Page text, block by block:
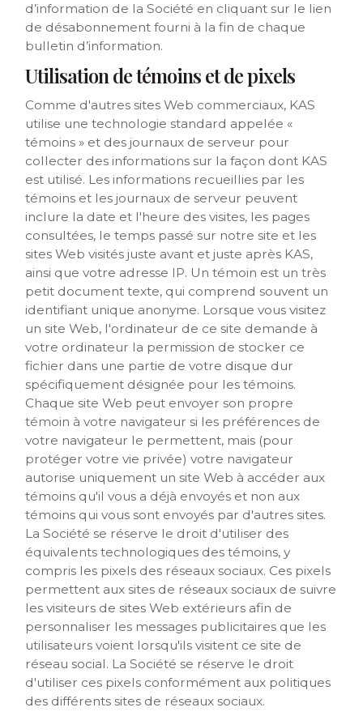
d’information de la Société en cliquant sur le lien
de désabonnement fourni à la fin de chaque
bulletin d’information.
Utilisation de témoins et de pixels
Comme d'autres sites Web commerciaux, KAS
utilise une technologie standard appelée «
témoins » et des journaux de serveur pour
collecter des informations sur la façon dont KAS
est utilisé. Les informations recueillies par les
témoins et les journaux de serveur peuvent
inclure la date et l'heure des visites, les pages
consultées, le temps passé sur notre site et les
sites Web visités juste avant et juste après KAS,
ainsi que votre adresse IP. Un témoin est un très
petit document texte, qui comprend souvent un
identifiant unique anonyme. Lorsque vous visitez
un site Web, l'ordinateur de ce site demande à
votre ordinateur la permission de stocker ce
fichier dans une partie de votre disque dur
spécifiquement désignée pour les témoins.
Chaque site Web peut envoyer son propre
témoin à votre navigateur si les préférences de
votre navigateur le permettent, mais (pour
protéger votre vie privée) votre navigateur
autorise uniquement un site Web à accéder aux
témoins qu'il vous a déjà envoyés et non aux
témoins qui vous sont envoyés par d'autres sites.
La Société se réserve le droit d'utiliser des
équivalents technologiques des témoins, y
compris les pixels des réseaux sociaux. Ces pixels
permettent aux sites de réseaux sociaux de suivre
les visiteurs de sites Web extérieurs afin de
personnaliser les messages publicitaires que les
utilisateurs voient lorsqu'ils visitent ce site de
réseau social. La Société se réserve le droit
d'utiliser ces pixels conformément aux politiques
des différents sites de réseaux sociaux.